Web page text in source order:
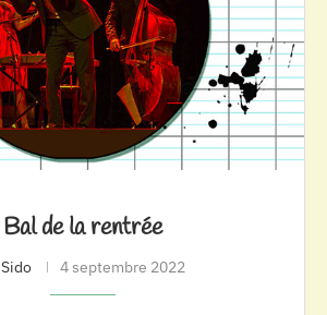
Bal de la rentrée
Sido 4 septembre 2022